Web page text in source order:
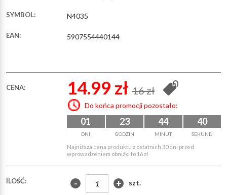
SYMBOL: N4035
EAN: 5907554440144
CENA: 14.99 zł 16 zł
Do końca promocji pozostało:
01
DNI
23
GODZIN
44
MINUT
39
SEKUND
Najniższa cena produktu z ostatnich 30 dni przed
wprowadzeniem obniżki to 16 zł
ILOŚĆ: - + szt.